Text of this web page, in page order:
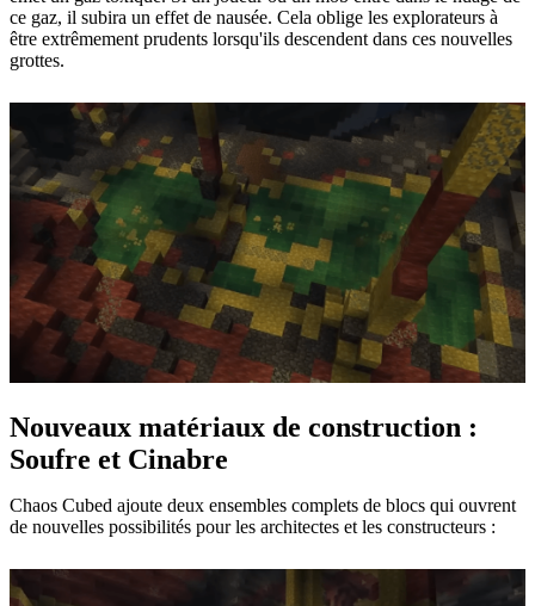
ce gaz, il subira un effet de nausée. Cela oblige les explorateurs à
être extrêmement prudents lorsqu'ils descendent dans ces nouvelles
grottes.
Nouveaux matériaux de construction :
Soufre et Cinabre
Chaos Cubed ajoute deux ensembles complets de blocs qui ouvrent
de nouvelles possibilités pour les architectes et les constructeurs :